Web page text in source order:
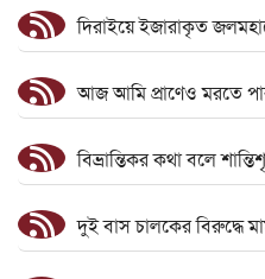
দিরাইয়ে ইজারাকৃত
আজ আমি প্রাণেও মরতে
বিভ্রান্তিকর কথা বলে
দুই বাস চালকের বিরুদ্ধে